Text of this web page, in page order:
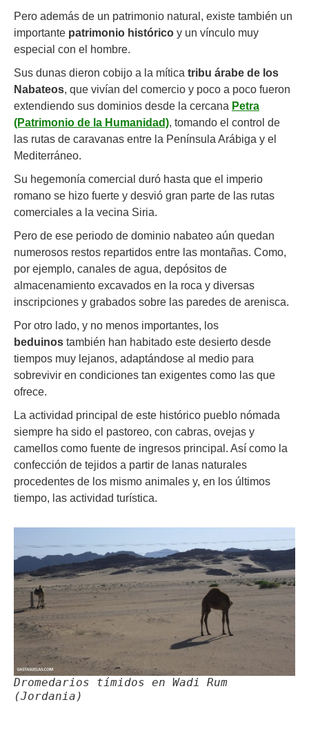
Pero además de un patrimonio natural, existe también un
importante patrimonio histórico y un vínculo muy
especial con el hombre.
Sus dunas dieron cobijo a la mítica tribu árabe de los
Nabateos, que vivían del comercio y poco a poco fueron
extendiendo sus dominios desde la cercana Petra
(Patrimonio de la Humanidad), tomando el control de
las rutas de caravanas entre la Península Arábiga y el
Mediterráneo.
Su hegemonía comercial duró hasta que el imperio
romano se hizo fuerte y desvió gran parte de las rutas
comerciales a la vecina Siria.
Pero de ese periodo de dominio nabateo aún quedan
numerosos restos repartidos entre las montañas. Como,
por ejemplo, canales de agua, depósitos de
almacenamiento excavados en la roca y diversas
inscripciones y grabados sobre las paredes de arenisca.
Por otro lado, y no menos importantes, los
beduinos también han habitado este desierto desde
tiempos muy lejanos, adaptándose al medio para
sobrevivir en condiciones tan exigentes como las que
ofrece.
La actividad principal de este histórico pueblo nómada
siempre ha sido el pastoreo, con cabras, ovejas y
camellos como fuente de ingresos principal. Así como la
confección de tejidos a partir de lanas naturales
procedentes de los mismo animales y, en los últimos
tiempo, las actividad turística.
Dromedarios tímidos en Wadi Rum
(Jordania)